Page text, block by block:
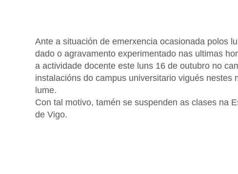
Ante a situación de emerxencia ocasionada polos
dado o agravamento experimentado nas ultimas
a actividade docente este luns 16 de outubro no
instalacións do campus universitario vigués
lume.
Con tal motivo, tamén se suspenden as clases na
de Vigo.